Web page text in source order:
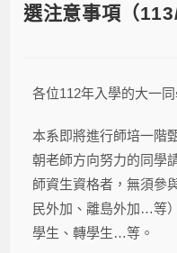
選注意事項（
各位112年入學的大一同
本系即將進行師培一階
朝老師方向努力的同學
師資生資格者，無須參
民外加、離島外加…等
學生、轉學生…等。